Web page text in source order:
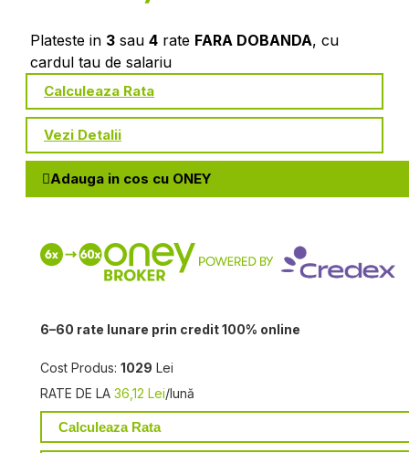
Plateste in 3 sau 4 rate FARA DOBANDA, cu
cardul tau de salariu
Calculeaza Rata
Vezi Detalii
Adauga in cos cu ONEY
6–60 rate lunare prin credit 100% online
Cost Produs: 1029 Lei
RATE DE LA 36,12 Lei/lună
Calculeaza Rata